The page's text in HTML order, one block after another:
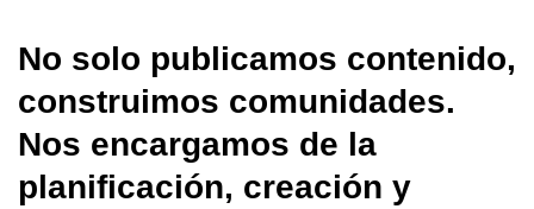
No solo publicamos contenido,
construimos comunidades.
Nos encargamos de la
planificación, creación y